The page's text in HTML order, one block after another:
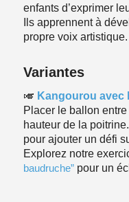
enfants d’exprimer
Ils apprennent à
propre voix artistique.
Variantes
🎺 Kangourou avec
Placer le ballon
hauteur de la
pour ajouter un défi
Explorez notre
baudruche”pour un